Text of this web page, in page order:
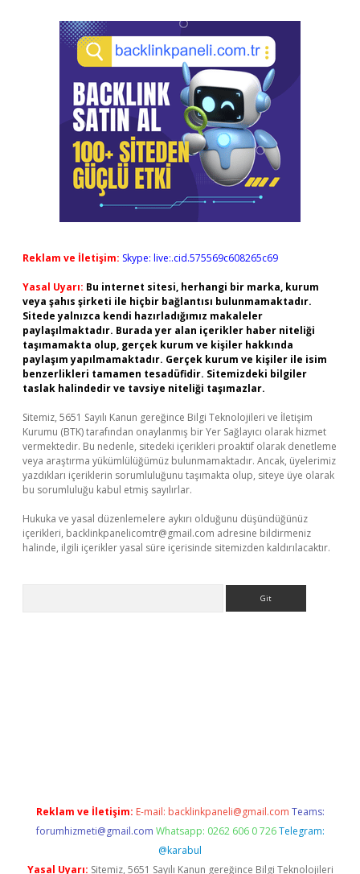
Reklam ve İletişim: Skype: live:.cid.575569c608265c69
Yasal Uyarı: Bu internet sitesi, herhangi bir marka, kurum
veya şahıs şirketi ile hiçbir bağlantısı bulunmamaktadır.
Sitede yalnızca kendi hazırladığımız makaleler
paylaşılmaktadır. Burada yer alan içerikler haber niteliği
taşımamakta olup, gerçek kurum ve kişiler hakkında
paylaşım yapılmamaktadır. Gerçek kurum ve kişiler ile isim
benzerlikleri tamamen tesadüfidir. Sitemizdeki bilgiler
taslak halindedir ve tavsiye niteliği taşımazlar.
Sitemiz, 5651 Sayılı Kanun gereğince Bilgi Teknolojileri ve İletişim
Kurumu (BTK) tarafından onaylanmış bir Yer Sağlayıcı olarak hizmet
vermektedir. Bu nedenle, sitedeki içerikleri proaktif olarak denetleme
veya araştırma yükümlülüğümüz bulunmamaktadır. Ancak, üyelerimiz
yazdıkları içeriklerin sorumluluğunu taşımakta olup, siteye üye olarak
bu sorumluluğu kabul etmiş sayılırlar.
Hukuka ve yasal düzenlemelere aykırı olduğunu düşündüğünüz
içerikleri, backlinkpanelicomtr@gmail.com adresine bildirmeniz
halinde, ilgili içerikler yasal süre içerisinde sitemizden kaldırılacaktır.
Reklam ve İletişim: E-mail: backlinkpaneli@gmail.com Teams:
forumhizmeti@gmail.com Whatsapp: 0262 606 0 726 Telegram:
@karabul
Yasal Uyarı: Sitemiz, 5651 Sayılı Kanun gereğince Bilgi Teknolojileri